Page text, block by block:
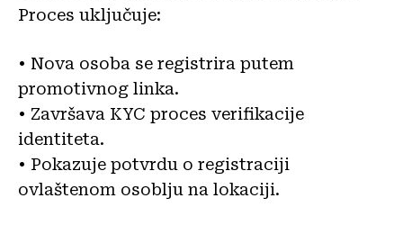
Proces uključuje:
• Nova osoba se registrira putem
promotivnog linka.
• Završava KYC proces verifikacije
identiteta.
• Pokazuje potvrdu o registraciji
ovlaštenom osoblju na lokaciji.